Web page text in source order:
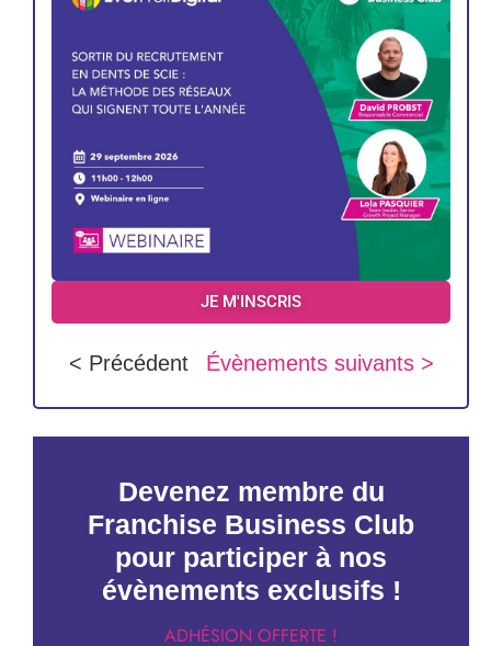
JE M'INSCRIS
< Précédent Évènements suivants >
Devenez membre du
Franchise Business Club
pour participer à nos
évènements exclusifs !
ADHÉSION OFFERTE !